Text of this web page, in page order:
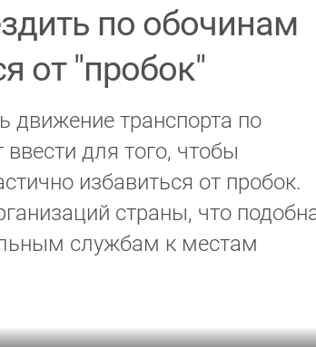
по обочинам
от "пробок"
движение транспорта по
для того, чтобы
избавиться от пробок.
страны, что
службам к местам